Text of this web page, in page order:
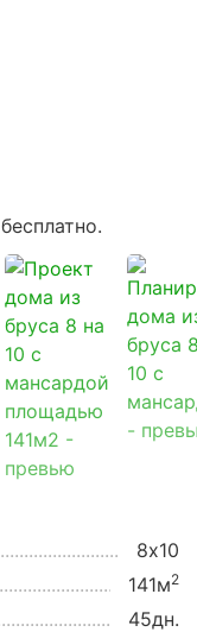
бесплатно.
8х10
141м2
45дн.